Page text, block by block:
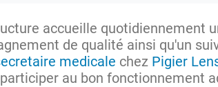
accueille quotidiennement
de qualité ainsi qu'un
medicale chez Pigier
au bon fonctionnement